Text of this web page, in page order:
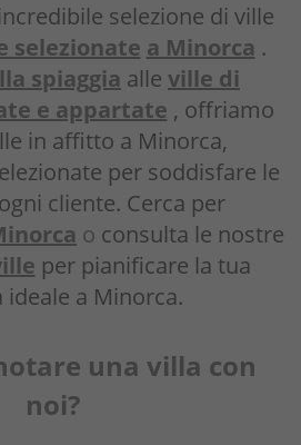
selezione di ville
selezionate a Minorca .
spiaggia alle ville di
e appartate , offriamo
in affitto a Minorca,
per soddisfare le
cliente. Cerca per
o consulta le nostre
per pianificare la tua
ideale a Minorca.
una villa con
noi?